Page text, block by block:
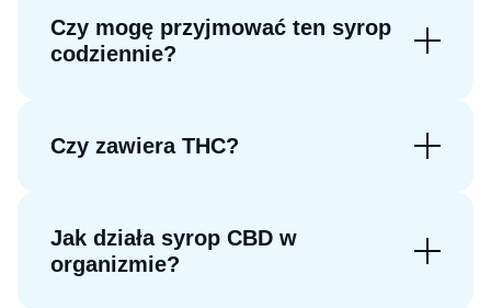
Czy mogę przyjmować ten syrop
codziennie?
Czy zawiera THC?
Jak działa syrop CBD w
organizmie?